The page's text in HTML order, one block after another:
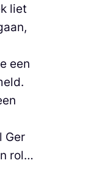
liet
een
Ger
rol…